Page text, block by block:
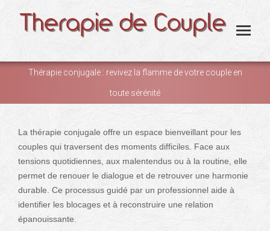
Thérapie conjugale : revivez la flamme de votre couple en
toute sérénité
La thérapie conjugale offre un espace bienveillant pour les
couples qui traversent des moments difficiles. Face aux
tensions quotidiennes, aux malentendus ou à la routine, elle
permet de renouer le dialogue et de retrouver une harmonie
durable. Ce processus guidé par un professionnel aide à
identifier les blocages et à reconstruire une relation
épanouissante.